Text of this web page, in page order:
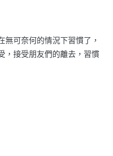
無可奈何的情況下習慣了，
，接受朋友們的離去，習慣